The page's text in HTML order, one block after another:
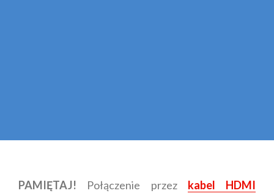
PAMIĘTAJ! Połączenie przez kabel HDMI